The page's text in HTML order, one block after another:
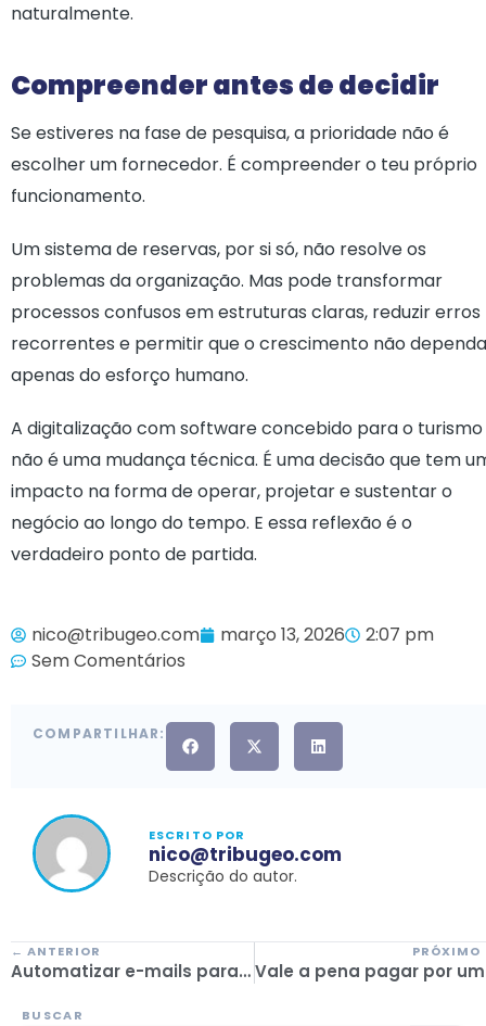
naturalmente.
Compreender antes de decidir
Se estiveres na fase de pesquisa, a prioridade não é
escolher um fornecedor. É compreender o teu próprio
funcionamento.
Um sistema de reservas, por si só, não resolve os
problemas da organização. Mas pode transformar
processos confusos em estruturas claras, reduzir erros
recorrentes e permitir que o crescimento não dependa
apenas do esforço humano.
A digitalização com software concebido para o turismo
não é uma mudança técnica. É uma decisão que tem
impacto na forma de operar, projetar e sustentar o
negócio ao longo do tempo. E essa reflexão é o
verdadeiro ponto de partida.
nico@tribugeo.com março 13, 2026
2:07 pm
Sem Comentários
COMPARTILHAR:
ESCRITO POR
nico@tribugeo.com
Descrição do autor.
← ANTERIOR
Automatizar e-mails para vender mais viagens: estratégia comercial com CRM
BUSCAR